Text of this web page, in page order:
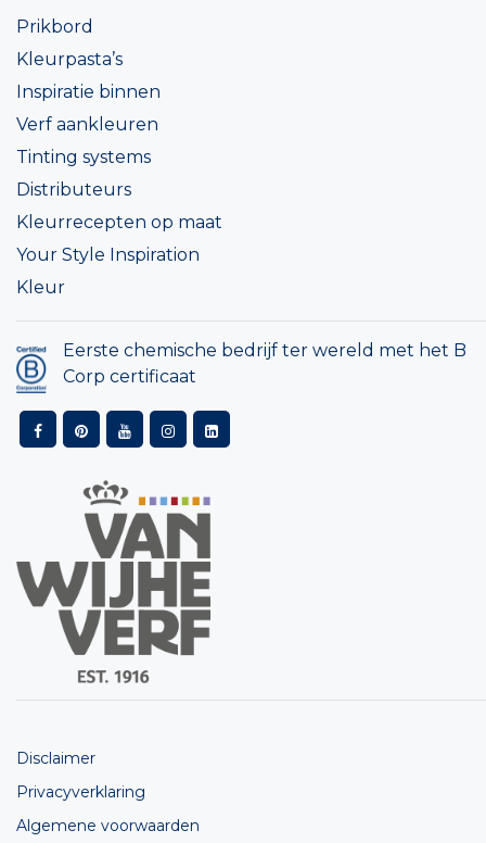
Prikbord
Kleurpasta’s
Inspiratie binnen
Verf aankleuren
Tinting systems
Distributeurs
Kleurrecepten op maat
Your Style Inspiration
Kleur
Eerste chemische bedrijf ter wereld met het B
Corp certificaat
Disclaimer
Privacyverklaring
Algemene voorwaarden